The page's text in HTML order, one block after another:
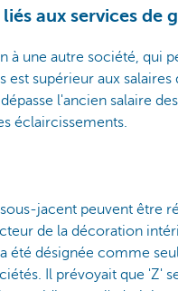
aux services de
à une autre société, qui
est supérieur aux
l'ancien salaire
éclaircissements.
jacent peuvent être
de la décoration
été désignée comme
Il prévoyait que 'Z'